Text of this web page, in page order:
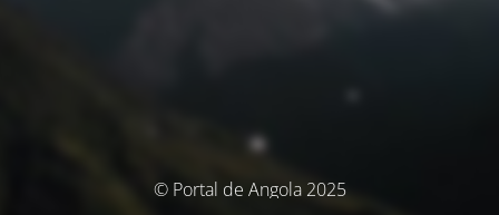
© Portal de Angola 2025